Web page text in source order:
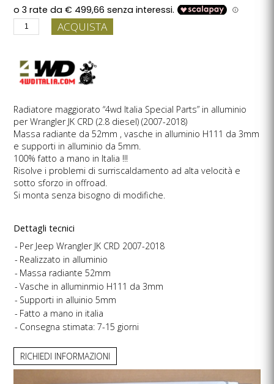
ACQUISTA
Radiatore maggiorato “4wd Italia Special Parts” in alluminio
per Wrangler JK CRD (2.8 diesel) (2007-2018)
Massa radiante da 52mm , vasche in alluminio H111 da 3mm
e supporti in alluminio da 5mm.
100% fatto a mano in Italia !!!
Risolve i problemi di surriscaldamento ad alta velocità e
sotto sforzo in offroad.
Si monta senza bisogno di modifiche.
Dettagli tecnici
Per Jeep Wrangler JK CRD 2007-2018
Realizzato in alluminio
Massa radiante 52mm
Vasche in alluminmio H111 da 3mm
Supporti in alluinio 5mm
Fatto a mano in italia
Consegna stimata: 7-15 giorni
RICHIEDI INFORMAZIONI